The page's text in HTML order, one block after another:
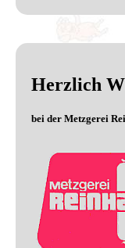
Herzlich
bei der Metzgerei